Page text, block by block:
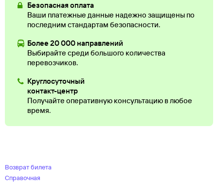
Безопасная оплата
Ваши платежные данные надежно защищены по
последним стандартам безопасности.
Более 20 000 направлений
Выбирайте среди большого количества
перевозчиков.
Круглосуточный
контакт-центр
Получайте оперативную консультацию в любое
время.
Возврат билета
Справочная